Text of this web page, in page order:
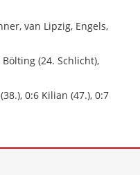
van Lipzig, Engels,
(24. Schlicht),
0:6 Kilian (47.), 0:7